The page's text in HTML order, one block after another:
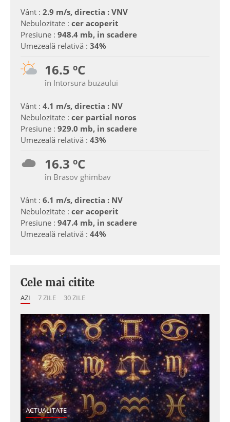
Vânt : 2.9 m/s, directia : VNV
Nebulozitate : cer acoperit
Presiune : 948.4 mb, in scadere
Umezeală relativă : 34%
16.5 ºC
în Intorsura buzaului
Vânt : 4.1 m/s, directia : NV
Nebulozitate : cer partial noros
Presiune : 929.0 mb, in scadere
Umezeală relativă : 43%
16.3 ºC
în Brasov ghimbav
Vânt : 6.1 m/s, directia : NV
Nebulozitate : cer acoperit
Presiune : 947.4 mb, in scadere
Umezeală relativă : 44%
Cele mai citite
AZI 7 ZILE 30 ZILE
ACTUALITATE